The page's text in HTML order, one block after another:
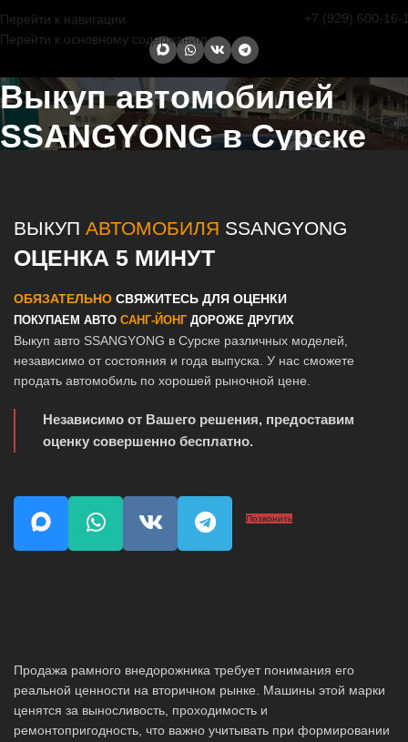
Перейти к навигации
Перейти к основному содержанию
+7 (929) 600-16-
Выкуп автомобилей
SSANGYONG в Сурске
ВЫКУП АВТОМОБИЛЯ SSANGYONG
ОЦЕНКА 5 МИНУТ
ОБЯЗАТЕЛЬНО СВЯЖИТЕСЬ ДЛЯ ОЦЕНКИ
ПОКУПАЕМ АВТО САНГ-ЙОНГ ДОРОЖЕ ДРУГИХ
Выкуп авто SSANGYONG в Сурске различных моделей,
независимо от состояния и года выпуска. У нас сможете
продать автомобиль по хорошей рыночной цене.
Независимо от Вашего решения, предоставим
оценку совершенно бесплатно.
Позвонить
Продажа рамного внедорожника требует понимания его
реальной ценности на вторичном рынке. Машины этой марки
ценятся за выносливость, проходимость и
ремонтопригодность, что важно учитывать при формировании